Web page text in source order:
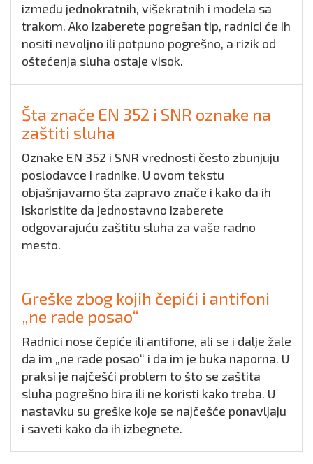
između jednokratnih, višekratnih i modela sa
trakom. Ako izaberete pogrešan tip, radnici će ih
nositi nevoljno ili potpuno pogrešno, a rizik od
oštećenja sluha ostaje visok.
Šta znače EN 352 i SNR oznake na
zaštiti sluha
Oznake EN 352 i SNR vrednosti često zbunjuju
poslodavce i radnike. U ovom tekstu
objašnjavamo šta zapravo znače i kako da ih
iskoristite da jednostavno izaberete
odgovarajuću zaštitu sluha za vaše radno
mesto.
Greške zbog kojih čepići i antifoni
„ne rade posao“
Radnici nose čepiće ili antifone, ali se i dalje žale
da im „ne rade posao“ i da im je buka naporna. U
praksi je najčešći problem to što se zaštita
sluha pogrešno bira ili ne koristi kako treba. U
nastavku su greške koje se najčešće ponavljaju
i saveti kako da ih izbegnete.